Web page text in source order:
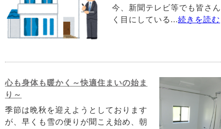
今、新聞テレビ等でも皆さ
く目にしている...続きを読む
心も身体も暖かく～快適住まいの始ま
り～
季節は晩秋を迎えようとしております
が、早くも雪の便りが聞こえ始め、朝